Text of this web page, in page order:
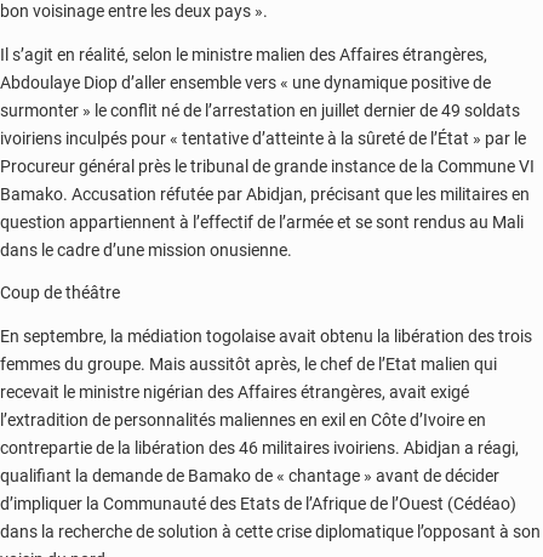
bon voisinage entre les deux pays ».
Il s’agit en réalité, selon le ministre malien des Affaires étrangères,
Abdoulaye Diop d’aller ensemble vers « une dynamique positive de
surmonter » le conflit né de l’arrestation en juillet dernier de 49 soldats
ivoiriens inculpés pour « tentative d’atteinte à la sûreté de l’État » par le
Procureur général près le tribunal de grande instance de la Commune VI
Bamako. Accusation réfutée par Abidjan, précisant que les militaires en
question appartiennent à l’effectif de l’armée et se sont rendus au Mali
dans le cadre d’une mission onusienne.
Coup de théâtre
En septembre, la médiation togolaise avait obtenu la libération des trois
femmes du groupe. Mais aussitôt après, le chef de l’Etat malien qui
recevait le ministre nigérian des Affaires étrangères, avait exigé
l’extradition de personnalités maliennes en exil en Côte d’Ivoire en
contrepartie de la libération des 46 militaires ivoiriens. Abidjan a réagi,
qualifiant la demande de Bamako de « chantage » avant de décider
d’impliquer la Communauté des Etats de l’Afrique de l’Ouest (Cédéao)
dans la recherche de solution à cette crise diplomatique l’opposant à son